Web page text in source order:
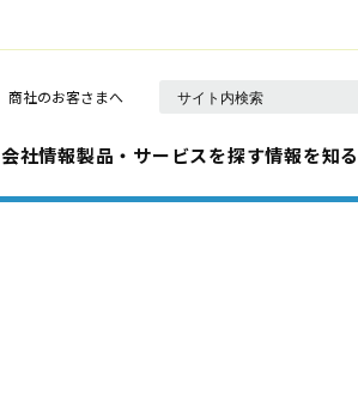
商社のお客さまへ
会社情報製品・サービスを探す情報を知る